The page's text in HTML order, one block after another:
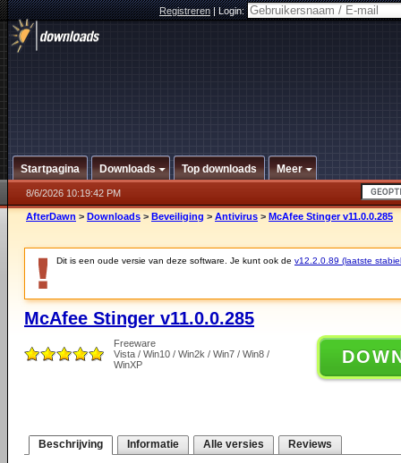
Registreren|Login:
Startpagina Downloads Top downloads Meer
8/6/2026 10:19:42 PM
AfterDawn > Downloads > Beveiliging > Antivirus > McAfee Stinger v11.0.0.285
Dit is een oude versie van deze software. Je kunt ook de v12.2.0.89 (laatste
McAfee Stinger v11.0.0.285
Freeware
Vista / Win10 / Win2k / Win7 / Win8 /
WinXP
Beschrijving Informatie Alle versies Reviews